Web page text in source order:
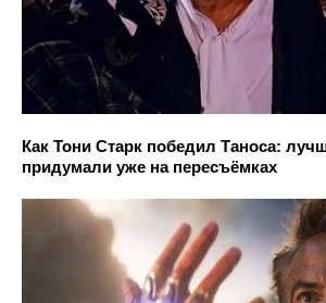
Как Тони Старк победил Таноса:
придумали уже на пересъёмках